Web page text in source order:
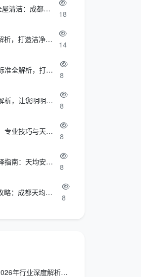
日常保洁99元4小时全屋清洁：成都天均安洁保洁超值服务全解析
18
专业日常保洁标准全解析，打造洁净舒适生活空间
14
专业日常保洁流程及标准全解析，打造洁净舒适环境
8
日常保洁收费标准全解析，让您明明白白消费
8
日常保洁的正确方式：专业技巧与天均安洁保洁服务全解析
8
日常保洁公司专业选择指南：天均安洁保洁服务全解析
8
日常保洁2小时高效攻略：成都天均安洁保洁专业时间管理方案
8
成都保洁成都家政服务：2026年行业深度解析，选对品牌让家焕